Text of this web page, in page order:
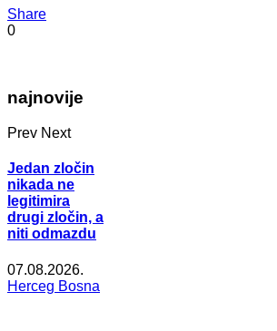
Share
0
najnovije
Prev Next
Jedan zločin
nikada ne
legitimira
drugi zločin, a
niti odmazdu
07.08.2026.
Herceg Bosna